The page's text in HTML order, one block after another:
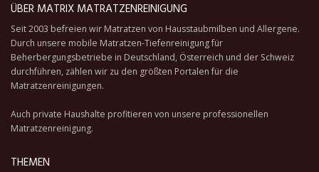
ÜBER MATRIX MATRATZENREINIGUNG
Seit 2003 befreien wir Matratzen von Hausstaubmilben und Allergene.
Durch unsere mobile Matratzen-Tiefenreinigungfür
Beherbergungsbetriebe in Deutschland, Österreich und der Schweiz
durchführen, zählen wir zu den größten Portalen für die
Matratzenreinigungen.
Auch private Haushalte profitieren von unsere professionellen
Matratzenreinigung.
THEMEN